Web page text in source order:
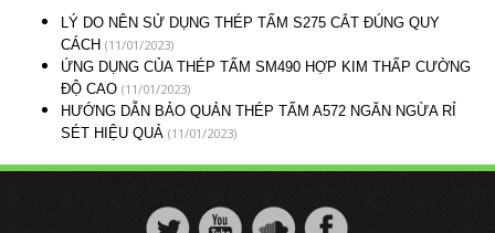
LÝ DO NÊN SỬ DỤNG THÉP TẤM S275 CẮT ĐÚNG QUY
CÁCH (11/01/2023)
ỨNG DỤNG CỦA THÉP TẤM SM490 HỢP KIM THẤP CƯỜNG
ĐỘ CAO (11/01/2023)
HƯỚNG DẪN BẢO QUẢN THÉP TẤM A572 NGĂN NGỪA RỈ
SÉT HIỆU QUẢ (11/01/2023)